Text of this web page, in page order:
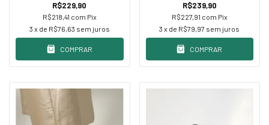
R$229,90
R$218,41 com Pix
3 x de R$76,63 sem juros
COMPRAR
R$239,90
R$227,91 com Pix
3 x de R$79,97 sem juros
COMPRAR